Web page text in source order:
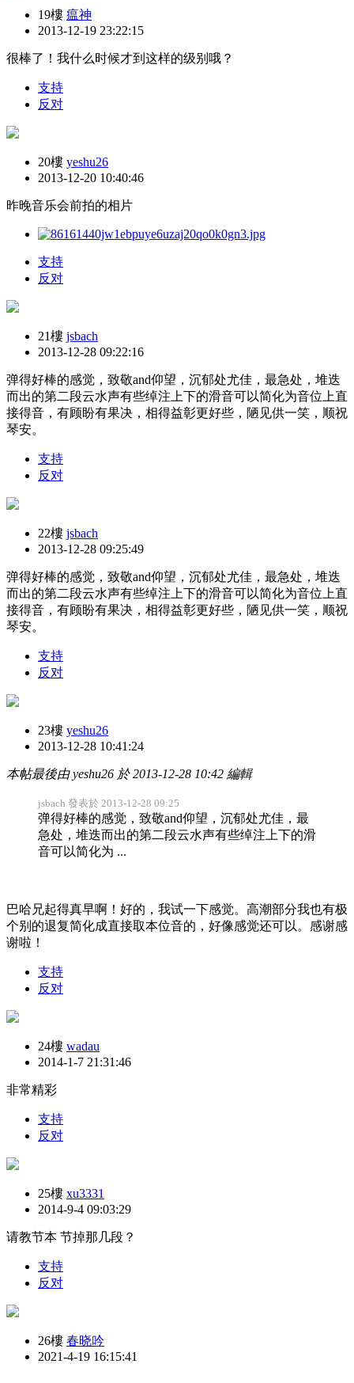
19樓 瘟神
2013-12-19 23:22:15
很棒了！我什么时候才到这样的级别哦？
支持
反对
20樓 yeshu26
2013-12-20 10:40:46
昨晚音乐会前拍的相片
支持
反对
21樓 jsbach
2013-12-28 09:22:16
弹得好棒的感觉，致敬and仰望，沉郁处尤佳，最急处，堆迭
而出的第二段云水声有些绰注上下的滑音可以简化为音位上直
接得音，有顾盼有果决，相得益彰更好些，陋见供一笑，顺祝
琴安。
支持
反对
22樓 jsbach
2013-12-28 09:25:49
弹得好棒的感觉，致敬and仰望，沉郁处尤佳，最急处，堆迭
而出的第二段云水声有些绰注上下的滑音可以简化为音位上直
接得音，有顾盼有果决，相得益彰更好些，陋见供一笑，顺祝
琴安。
支持
反对
23樓 yeshu26
2013-12-28 10:41:24
本帖最後由 yeshu26 於 2013-12-28 10:42 編輯
jsbach 發表於 2013-12-28 09:25
弹得好棒的感觉，致敬and仰望，沉郁处尤佳，最
急处，堆迭而出的第二段云水声有些绰注上下的滑
音可以简化为 ...
巴哈兄起得真早啊！好的，我试一下感觉。高潮部分我也有极
个别的退复简化成直接取本位音的，好像感觉还可以。感谢感
谢啦！
支持
反对
24樓 wadau
2014-1-7 21:31:46
非常精彩
支持
反对
25樓 xu3331
2014-9-4 09:03:29
请教节本 节掉那几段？
支持
反对
26樓 春晓吟
2021-4-19 16:15:41